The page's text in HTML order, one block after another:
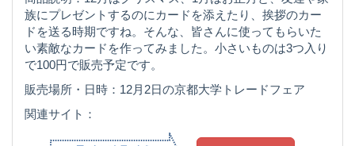
族にプレゼントするのにカードを添えたり、挨拶のカー
ドを送る時期ですね。そんな、皆さんに使ってもらいた
い素敵なカードを作ってみました。小さいものは3つ入り
で100円で販売予定です。
販売場所・日時：12月2日の京都大学トレードフェア
関連サイト：